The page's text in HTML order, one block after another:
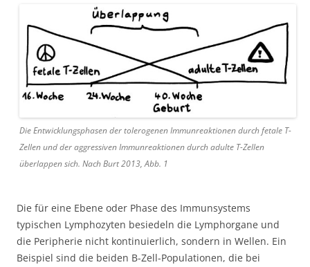
Die Entwicklungsphasen der tolerogenen Immunreaktionen durch fetale T-
Zellen und der aggressiven Immunreaktionen durch adulte T-Zellen
überlappen sich. Nach Burt 2013, Abb. 1
Die für eine Ebene oder Phase des Immunsystems
typischen Lymphozyten besiedeln die Lymphorgane und
die Peripherie nicht kontinuierlich, sondern in Wellen. Ein
Beispiel sind die beiden B-Zell-Populationen, die bei